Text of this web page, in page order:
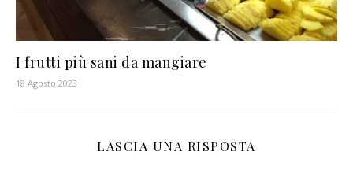
I frutti più sani da mangiare
18 Agosto 2023
LASCIA UNA RISPOSTA